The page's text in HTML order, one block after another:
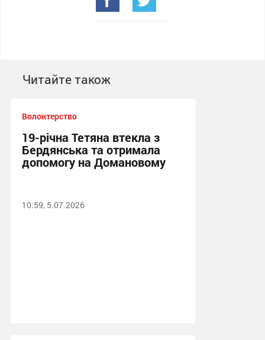
Читайте також
Волонтерство
19-річна Тетяна втекла з
Бердянська та отримала
допомогу на Домановому
10:59, 5.07.2026